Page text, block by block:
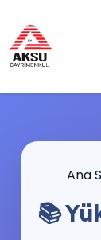
Ana
📚